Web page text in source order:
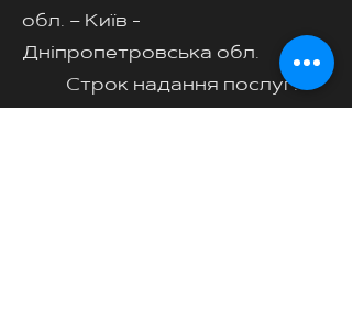
обл. – Київ -
Дніпропетровська обл.
Строк надання послуг: